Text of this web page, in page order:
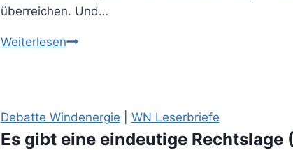
überreichen. Und…
WeiterlesenMahnwache
(24.01.2026)
Debatte Windenergie WN Leserbriefe
Es gibt eine eindeutige